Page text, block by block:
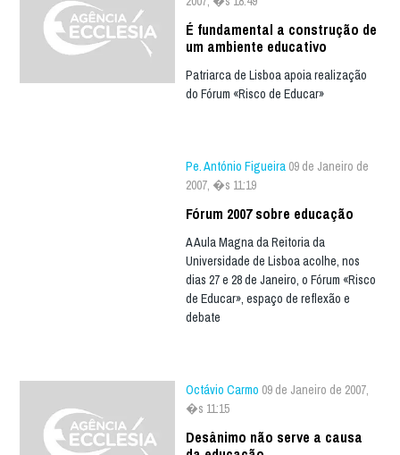
É fundamental a construção de
um ambiente educativo
Patriarca de Lisboa apoia realização
do Fórum «Risco de Educar»
Pe. António Figueira 09 de Janeiro de
2007, �s 11:19
Fórum 2007 sobre educação
A Aula Magna da Reitoria da
Universidade de Lisboa acolhe, nos
dias 27 e 28 de Janeiro, o Fórum «Risco
de Educar», espaço de reflexão e
debate
Octávio Carmo 09 de Janeiro de 2007,
�s 11:15
Desânimo não serve a causa